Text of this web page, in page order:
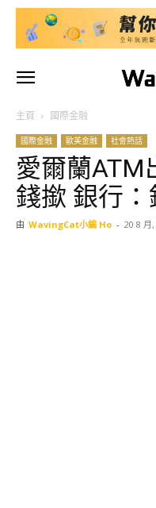
主頁 國際金融
國際金融 歐美金融 社會熱話
愛爾蘭ATM
錢撳 銀行
由 WavingCat小編 Ho - 20 8 月,